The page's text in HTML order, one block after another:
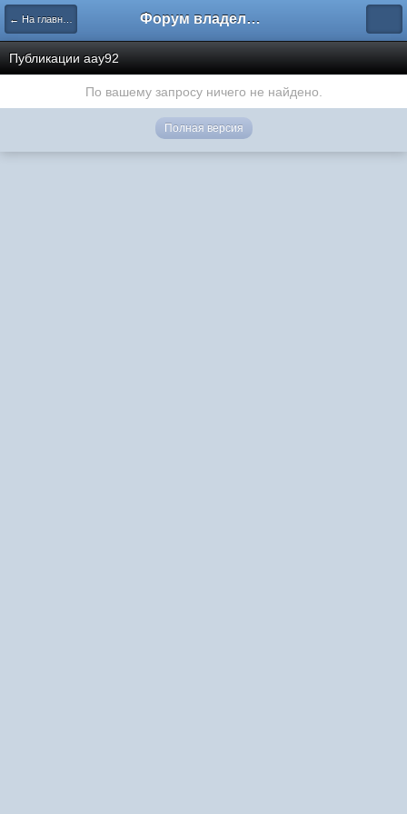
← На главную Форум владельцев интернет-магазинов
Публикации aay92
По вашему запросу ничего не найдено.
Полная версия